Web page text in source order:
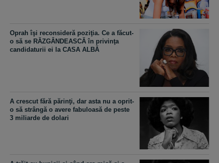
Oprah îşi reconsideră poziţia. Ce a făcut-
o să se RĂZGÂNDEASCĂ în privinţa
candidaturii ei la CASA ALBĂ
A crescut fără părinţi, dar asta nu a oprit-
o să strângă o avere fabuloasă de peste
3 miliarde de dolari